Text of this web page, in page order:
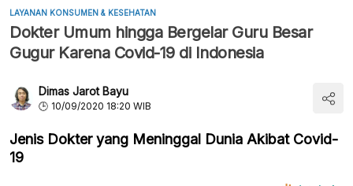
LAYANAN KONSUMEN & KESEHATAN
Dokter Umum hingga Bergelar Guru Besar
Gugur Karena Covid-19 di Indonesia
Dimas Jarot Bayu
10/09/2020 18:20 WIB
Jenis Dokter yang Meninggal Dunia Akibat Covid-
19